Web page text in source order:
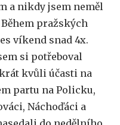
a nikdy jsem neměl
pražských
víkend snad 4x.
si potřeboval
kvůli účasti na
partu na Policku,
Náchoďáci a